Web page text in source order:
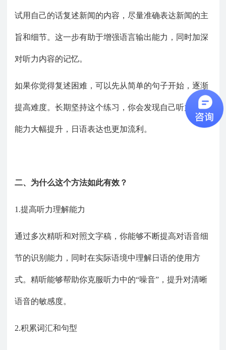
试用自己的话复述新闻的内容，尽量准确表达新闻的主
旨和细节。这一步有助于增强语言输出能力，同时加深
对听力内容的记忆。
如果你觉得复述困难，可以先从简单的句子开始，逐渐
提高难度。长期坚持这个练习，你会发现自己听力理解
能力大幅提升，日语表达也更加流利。
二、 为什么这个方法如此有效？
1.提高听力理解能力
通过多次精听和对照文字稿，你能够不断提高对语音细
节的识别能力，同时在实际语境中理解日语的使用方
式。精听能够帮助你克服听力中的“噪音”，提升对清晰
语音的敏感度。
2.积累词汇和句型